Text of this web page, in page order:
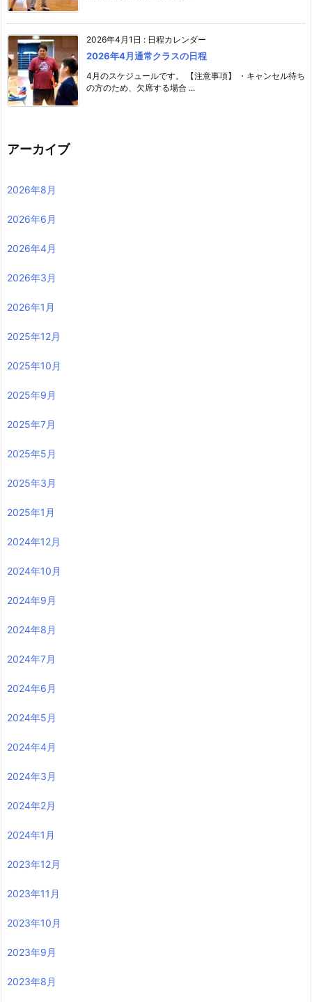
2026年4月1日 : 日程カレンダー
2026年4月通常クラスの日程
4月のスケジュールです。 【注意事項】 ・キャンセル待ち
の方のため、欠席する場合 ...
アーカイブ
2026年8月
2026年6月
2026年4月
2026年3月
2026年1月
2025年12月
2025年10月
2025年9月
2025年7月
2025年5月
2025年3月
2025年1月
2024年12月
2024年10月
2024年9月
2024年8月
2024年7月
2024年6月
2024年5月
2024年4月
2024年3月
2024年2月
2024年1月
2023年12月
2023年11月
2023年10月
2023年9月
2023年8月